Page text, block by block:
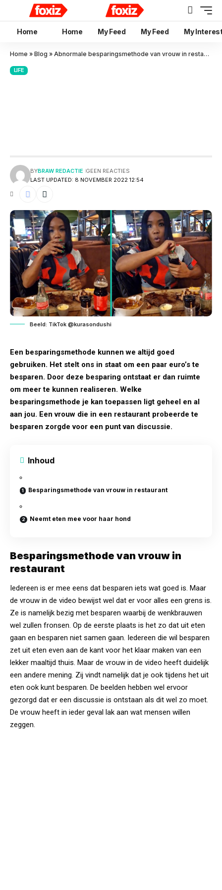
Home Home My Feed My Feed My
Home » Blog » Abnormale besparingsmethode van vrouw in restaurant wakkert discussie aan
LIFE
LAST UPDATED: 8 NOVEMBER 2022 12:54
BYBRAW REDACTIE GEEN REACTIES
Beeld: TikTok @kurasondushi
Een besparingsmethode kunnen we altijd goed
gebruiken. Het stelt ons in staat om een paar euro’s te
besparen. Door deze besparing ontstaat er dan ruimte
om meer te kunnen realiseren. Welke
besparingsmethode je kan toepassen ligt geheel en al
aan jou. Een vrouw die in een restaurant probeerde te
besparen zorgde voor een punt van discussie.
Inhoud
Besparingsmethode van vrouw in restaurant
Neemt eten mee voor haar hond
Besparingsmethode van vrouw in
restaurant
Iedereen is er mee eens dat besparen iets wat goed is. Maar
de vrouw in de video bewijst wel dat er voor alles een grens is.
Ze is namelijk bezig met besparen waarbij de wenkbrauwen
wel zullen fronsen. Op de eerste plaats is het zo dat uit eten
gaan en besparen niet samen gaan. Iedereen die wil besparen
zet uit eten even aan de kant voor het klaar maken van een
lekker maaltijd thuis. Maar de vrouw in de video heeft duidelijk
een andere mening. Zij vindt namelijk dat je ook tijdens het uit
eten ook kunt besparen. De beelden hebben wel ervoor
gezorgd dat er een discussie is ontstaan als dit wel zo moet.
De vrouw heeft in ieder geval lak aan wat mensen willen
zeggen.